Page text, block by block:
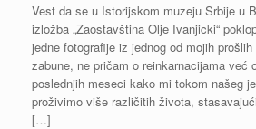
Vest da se u Istorijskom muzeju Srbije u
izložba „Zaostavština Olje Ivanjicki“
jedne fotografije iz jednog od mojih
zabune, ne pričam o reinkarnacijama već
poslednjih meseci kako mi tokom našeg
proživimo više različitih života,
[…]